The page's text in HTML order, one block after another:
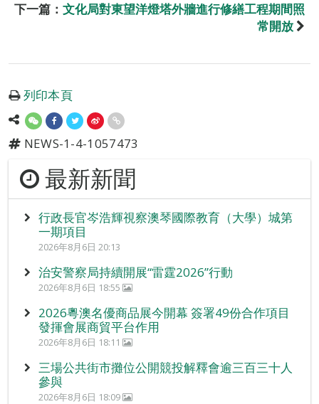
下一篇： 文化局對東望洋燈塔外牆進行修繕工程期間照
常開放
列印本頁
NEWS-1-4-1057473
最新新聞
行政長官岑浩輝視察澳琴國際教育（大學）城第
一期項目
2026年8月6日 20:13
治安警察局持續開展“雷霆2026”行動
2026年8月6日 18:55
2026粵澳名優商品展今開幕 簽署49份合作項目
發揮會展商貿平台作用
2026年8月6日 18:11
三場公共街市攤位公開競投解釋會逾三百三十人
參與
2026年8月6日 18:09